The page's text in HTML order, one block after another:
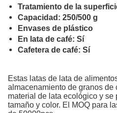
Tratamiento de la
Capacidad: 250/500 g
Envases de plástico
En lata de café: Sí
Cafetera de café: Sí
Estas latas de lata de
almacenamiento de granos de
material de lata ecológico y
tamaño y color. El MOQ para